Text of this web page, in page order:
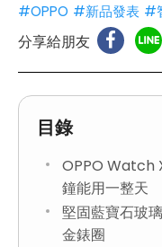
#OPPO #新品發表 #
分享給朋友
目錄
OPPO Watch
鐘能用一整天
堅固藍寶石玻
金錶圈